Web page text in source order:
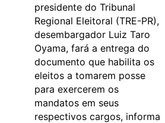
presidente do Tribunal
Regional Eleitoral (TRE-PR),
desembargador Luiz Taro
Oyama, fará a entrega do
documento que habilita os
eleitos a tomarem posse
para exercerem os
mandatos em seus
respectivos cargos, informa